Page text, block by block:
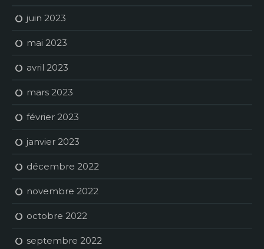
juin 2023
mai 2023
avril 2023
mars 2023
février 2023
janvier 2023
décembre 2022
novembre 2022
octobre 2022
septembre 2022